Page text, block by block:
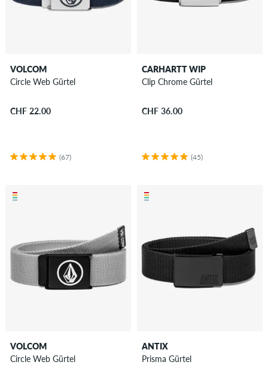
VOLCOM
Circle Web Gürtel
CHF 22.00
(67)
CARHARTT WIP
Clip Chrome Gürtel
CHF 36.00
(45)
VOLCOM
Circle Web Gürtel
ANTIX
Prisma Gürtel